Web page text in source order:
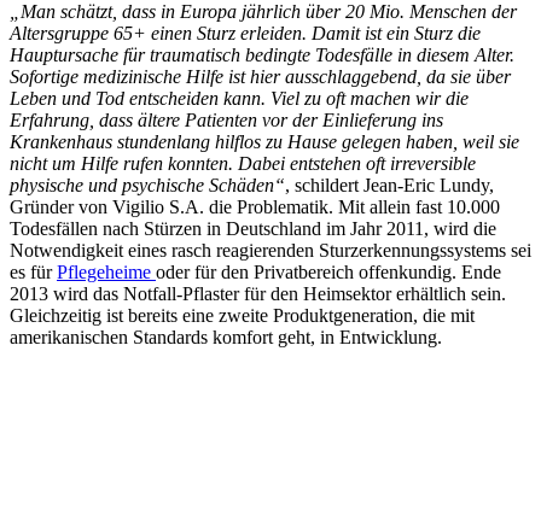
„Man schätzt, dass in Europa jährlich über 20 Mio. Menschen der
Altersgruppe 65+ einen Sturz erleiden. Damit ist ein Sturz die
Hauptursache für traumatisch bedingte Todesfälle in diesem Alter.
Sofortige medizinische Hilfe ist hier ausschlaggebend, da sie über
Leben und Tod entscheiden kann. Viel zu oft machen wir die
Erfahrung, dass ältere Patienten vor der Einlieferung ins
Krankenhaus stundenlang hilflos zu Hause gelegen haben, weil sie
nicht um Hilfe rufen konnten. Dabei entstehen oft irreversible
physische und psychische Schäden“, schildert Jean-Eric Lundy,
Gründer von Vigilio S.A. die Problematik. Mit allein fast 10.000
Todesfällen nach Stürzen in Deutschland im Jahr 2011, wird die
Notwendigkeit eines rasch reagierenden Sturzerkennungssystems sei
es fürPflegeheime oder für den Privatbereich offenkundig. Ende
2013 wird das Notfall-Pflaster für den Heimsektor erhältlich sein.
Gleichzeitig ist bereits eine zweite Produktgeneration, die mit
amerikanischen Standards komfort geht, in Entwicklung.